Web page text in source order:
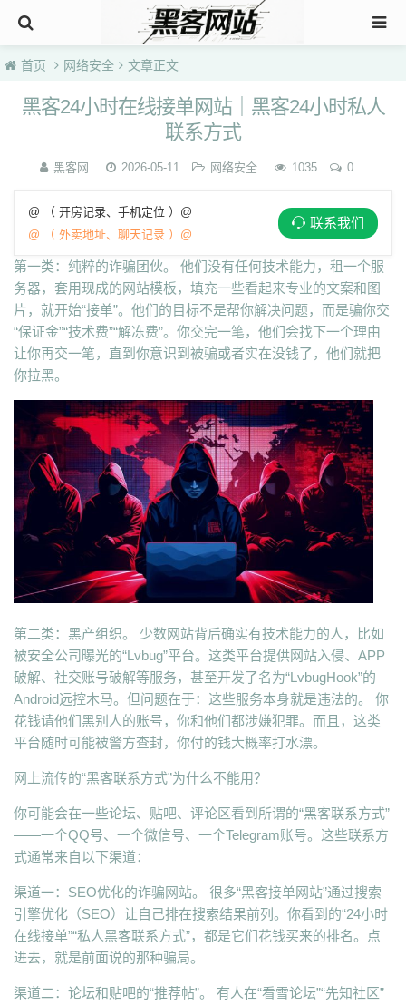
首页 网络安全 文章正文
黑客24小时在线接单网站｜黑客24小时私人
联系方式
黑客网 2026-05-11 网络安全 1035 0
@ （ 开房记录、手机定位 ）@
@ （ 外卖地址、聊天记录 ）@
联系我们
第一类：纯粹的诈骗团伙。 他们没有任何技术能力，租一个服
务器，套用现成的网站模板，填充一些看起来专业的文案和图
片，就开始“接单”。他们的目标不是帮你解决问题，而是骗你交
“保证金”“技术费”“解冻费”。你交完一笔，他们会找下一个理由
让你再交一笔，直到你意识到被骗或者实在没钱了，他们就把
你拉黑。
第二类：黑产组织。 少数网站背后确实有技术能力的人，比如
被安全公司曝光的“Lvbug”平台。这类平台提供网站入侵、APP
破解、社交账号破解等服务，甚至开发了名为“LvbugHook”的
Android远控木马。但问题在于：这些服务本身就是违法的。 你
花钱请他们黑别人的账号，你和他们都涉嫌犯罪。而且，这类
平台随时可能被警方查封，你付的钱大概率打水漂。
网上流传的“黑客联系方式”为什么不能用？
你可能会在一些论坛、贴吧、评论区看到所谓的“黑客联系方式”
——一个QQ号、一个微信号、一个Telegram账号。这些联系方
式通常来自以下渠道：
渠道一：SEO优化的诈骗网站。 很多“黑客接单网站”通过搜索
引擎优化（SEO）让自己排在搜索结果前列。你看到的“24小时
在线接单”“私人黑客联系方式”，都是它们花钱买来的排名。点
进去，就是前面说的那种骗局。
渠道二：论坛和贴吧的“推荐帖”。 有人在“看雪论坛”“先知社区”